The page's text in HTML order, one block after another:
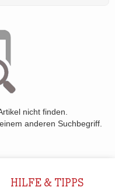
nicht finden.
anderen Suchbegriff.
HILFE & TIPPS